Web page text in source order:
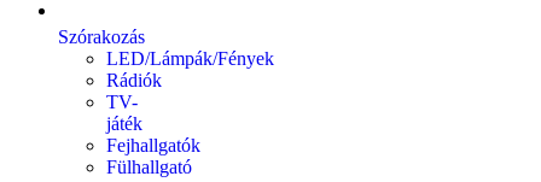
Szórakozás
LED/Lámpák/Fények
Rádiók
TV-
játék
Fejhallgatók
Fülhallgató